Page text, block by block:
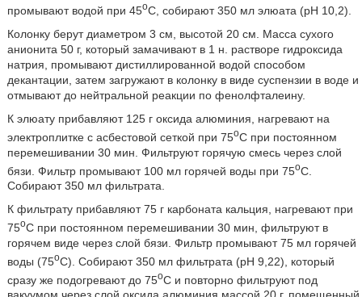
промывают водой при 45oC, собирают 350 мл элюата (pH 10,2).
Колонку берут диаметром 3 см, высотой 20 см. Масса сухого
анионита 50 г, который замачивают в 1 н. растворе гидроксида
натрия, промывают дистиллированной водой способом
декантации, затем загружают в колонку в виде суспензии в воде и
отмывают до нейтральной реакции по фенолфталеину.
К элюату прибавляют 125 г оксида алюминия, нагревают на
электроплитке с асбестовой сеткой при 75oC при постоянном
перемешивании 30 мин. Фильтруют горячую смесь через слой
бязи. Фильтр промывают 100 мл горячей воды при 75oC.
Собирают 350 мл фильтрата.
К фильтрату прибавляют 75 г карбоната кальция, нагревают при
75oC при постоянном перемешивании 30 мин, фильтруют в
горячем виде через слой бязи. Фильтр промывают 75 мл горячей
воды (75oC). Собирают 350 мл фильтрата (pH 9,22), который
сразу же подогревают до 75oC и повторно фильтруют под